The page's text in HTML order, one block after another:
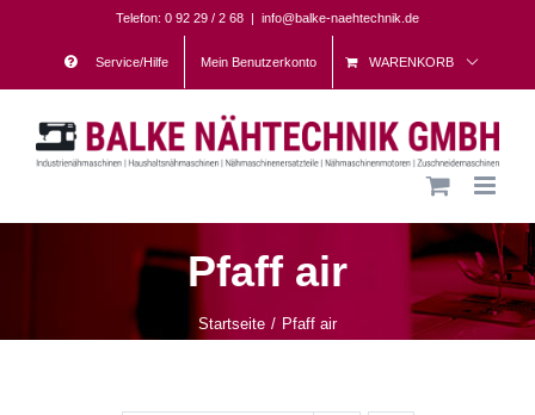
content
Telefon: 0 92 29 / 2 68 | info@balke-naehtechnik.de
Service/Hilfe Mein Benutzerkonto WARENKORB
Pfaff air
Startseite Pfaff air